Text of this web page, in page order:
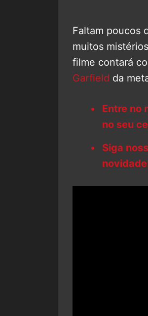
Faltam poucos
muitos
filme contará
Garfield da
Entre no
no seu
Siga